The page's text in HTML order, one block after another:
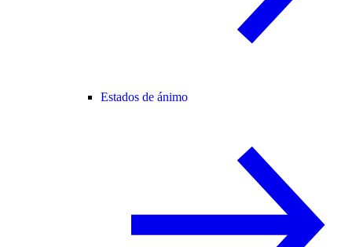
Estados de ánimo